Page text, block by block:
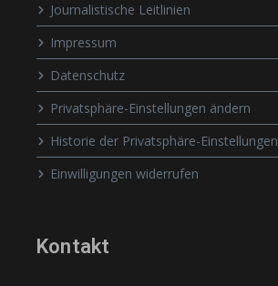
Journalistische Leitlinien
Impressum
Datenschutz
Privatsphäre-Einstellungen ändern
Historie der Privatsphäre-Einstellungen
Einwilligungen widerrufen
Kontakt